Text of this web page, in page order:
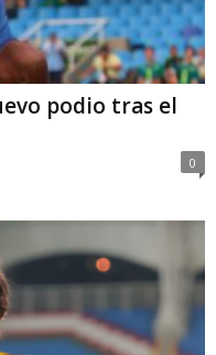
podio tras el
0